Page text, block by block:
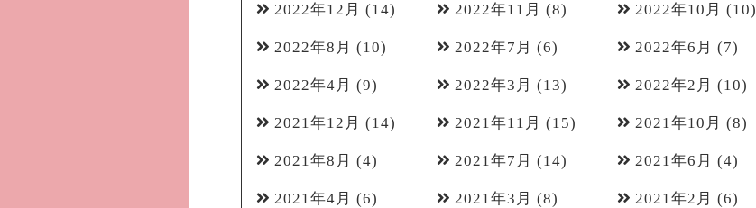
2022年12月 (14) 2022年11月 (8) 2022年10月 (10)
2022年8月 (10) 2022年7月 (6) 2022年6月 (7)
2022年4月 (9) 2022年3月 (13) 2022年2月 (10)
2021年12月 (14) 2021年11月 (15) 2021年10月 (8)
2021年8月 (4) 2021年7月 (14) 2021年6月 (4)
2021年4月 (6) 2021年3月 (8) 2021年2月 (6)